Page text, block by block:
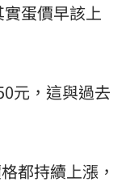
蛋價早該上
元，這與過去
都持續上漲，